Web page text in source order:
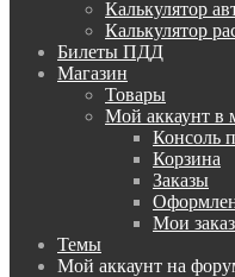
Калькулятор
Калькулятор
Билеты ПДД
Магазин
Товары
Мой аккаунт в
Консоль
Корзина
Заказы
Мои
Темы
Мой аккаунт на